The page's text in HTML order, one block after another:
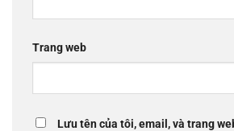
Trang web
Lưu tên của tôi, email, và trang